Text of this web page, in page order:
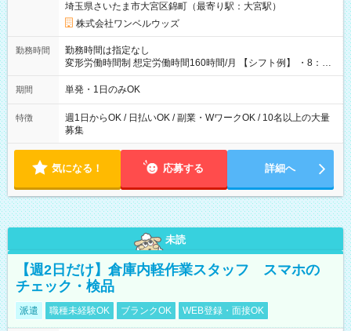
埼玉県さいたま市大宮区錦町（最寄り駅：大宮駅）
株式会社ワンベルウッズ
勤務時間
勤務時間は指定なし
変形労働時間制 想定労働時間160時間/月 【シフト例】 ・8：00
～21：00
期間 単発・1日のみOK
特徴
週1日からOK / 日払いOK / 副業・WワークOK / 10名以上の大量
募集
気になる！ 応募する 詳細へ
未読
【週2日だけ】倉庫内軽作業スタッフ スマホの
チェック・検品
派遣 職種未経験OK ブランクOK WEB登録・面接OK